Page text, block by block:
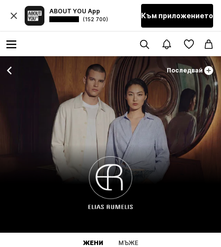
ABOUT YOU App
(152 700) Към приложението
Последвай
ЖЕНИ МЪЖЕ